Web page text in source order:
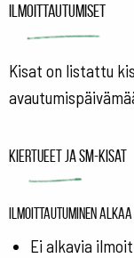
Ilmoittautumiset
Kisat on listattu
Kiertueet ja SM-kisat
Ilmoittautuminen alkaa
Ei alkavia